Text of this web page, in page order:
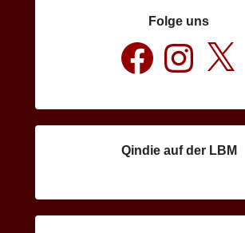
Folge uns
Facebook Instagram
Qindie auf der LBM